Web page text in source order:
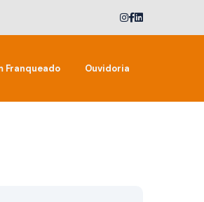
Franqueado Ouvidoria